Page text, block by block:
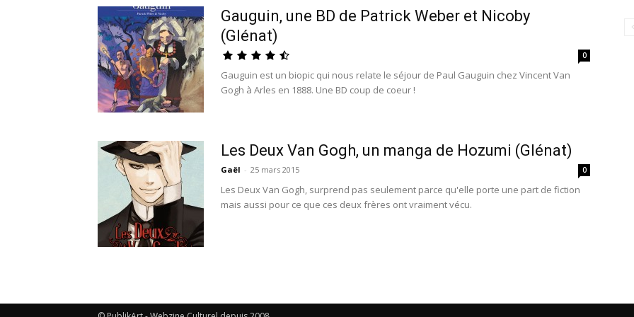
Gauguin, une BD de Patrick Weber et Nicoby
(Glénat)
0
Gauguin est un biopic qui nous relate le séjour de Paul Gauguin chez Vincent Van
Gogh à Arles en 1888. Une BD coup de coeur !
Les Deux Van Gogh, un manga de Hozumi (Glénat)
Gaël - 25 mars 2015 0
Les Deux Van Gogh, surprend pas seulement parce qu'elle porte une part de fiction
mais aussi pour ce que ces deux frères ont vraiment vécu.